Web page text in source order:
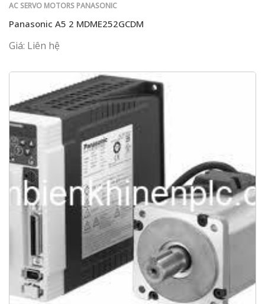
AC SERVO MOTORS PANASONIC
Panasonic A5 2 MDME252GCDM
Giá: Liên hệ